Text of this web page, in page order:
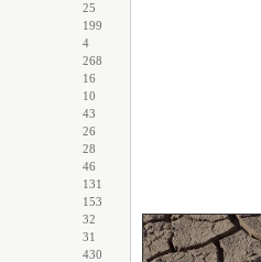
25
199
4
268
16
10
43
26
28
46
131
153
32
31
430